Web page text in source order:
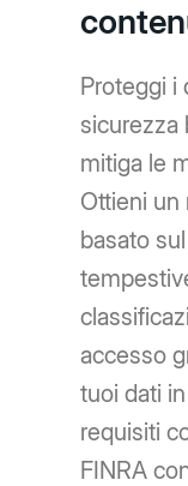
Proteggi i
sicurezza
mitiga le
Ottieni un
basato
accesso
tuoi dati
requisiti
FINRA